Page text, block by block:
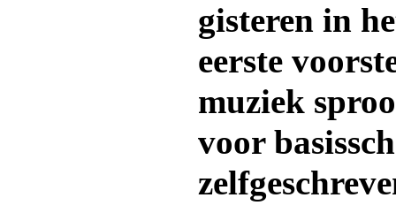
gisteren in
eerste
muziek
voor